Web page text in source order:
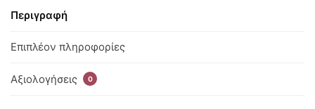
Περιγραφή
Επιπλέον πληροφορίες
Αξιολογήσεις 0